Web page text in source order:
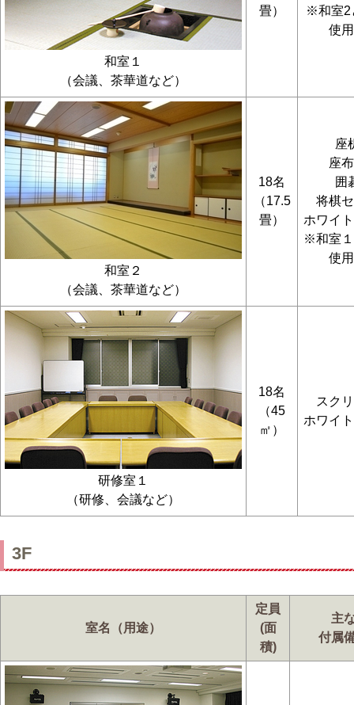
和室１
（会議、茶華道など）
畳）
※和室2
使
和室２
（会議、茶華道など）
18名
（17.5
畳）
座
座
囲
将棋
ホワイ
※和室
使
研修室１
（研修、会議など）
18名
（45
㎡）
スク
ホワイ
3F
室名（用途）
定員
(面
積)
主
付属